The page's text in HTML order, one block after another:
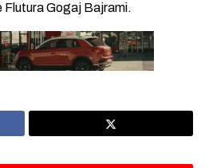
Flutura Gogaj Bajrami.